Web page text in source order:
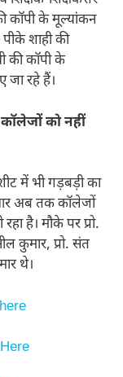
कॉपी के मूल्यांकन
शाही की
की कॉपी के
जा रहे हैं।
को नहीं
में भी गड़बड़ी का
अब तक कॉलेजों
है। मौके पर प्रो.
कुमार, प्रो. संत
थे।